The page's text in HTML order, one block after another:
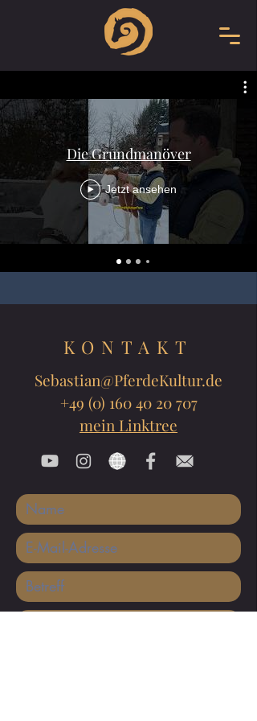
Die Grundmanöver
Jetzt ansehen
KONTAKT
Sebastian@PferdeKultur.de
+49 (0) 160 40 20 707
mein Linktree